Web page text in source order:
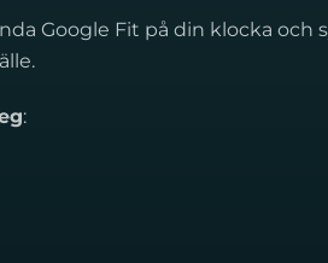
Google Fit på din klocka och
: